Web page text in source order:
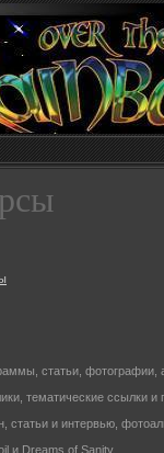
статьи, фотографии,
тематические ссылки и
статьи и интервью,
и Dreams of Sanity.